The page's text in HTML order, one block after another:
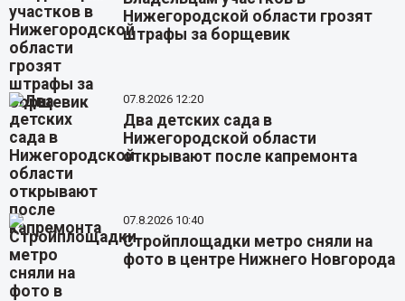
Нижегородской области грозят
штрафы за борщевик
07.8.2026 12:20
Два детских сада в
Нижегородской области
открывают после капремонта
07.8.2026 10:40
Стройплощадки метро сняли на
фото в центре Нижнего Новгорода